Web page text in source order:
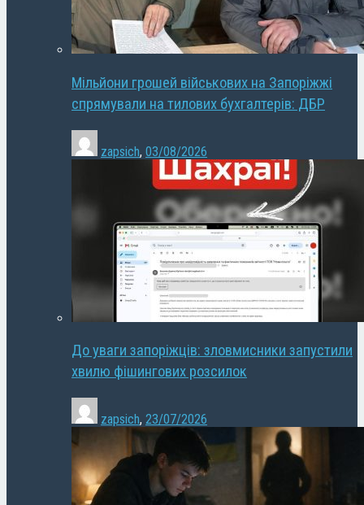
Мільйони грошей військових на Запоріжжі
спрямували на тилових бухгалтерів: ДБР
zapsich, 03/08/2026
До уваги запоріжців: зловмисники запустили
хвилю фішингових розсилок
zapsich, 23/07/2026